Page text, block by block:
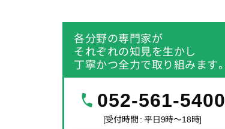
各分野の専門家が
それぞれの知見を生かし
丁寧かつ全力で取り組みます。
052-561-5400
[受付時間 : 平日9時～18時]